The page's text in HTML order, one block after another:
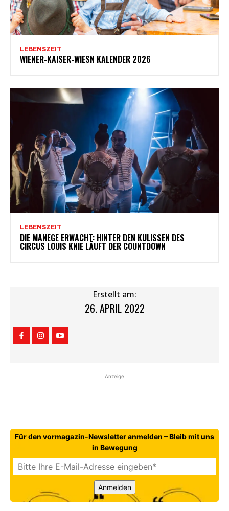
LEBENSZEIT
WIENER-KAISER-WIESN KALENDER 2026
LEBENSZEIT
DIE MANEGE ERWACHT: HINTER DEN KULISSEN DES
CIRCUS LOUIS KNIE LÄUFT DER COUNTDOWN
Erstellt am:
26. APRIL 2022
Anzeige
Für den vormagazin-Newsletter anmelden – Bleib mit uns
in Bewegung
Anmelden